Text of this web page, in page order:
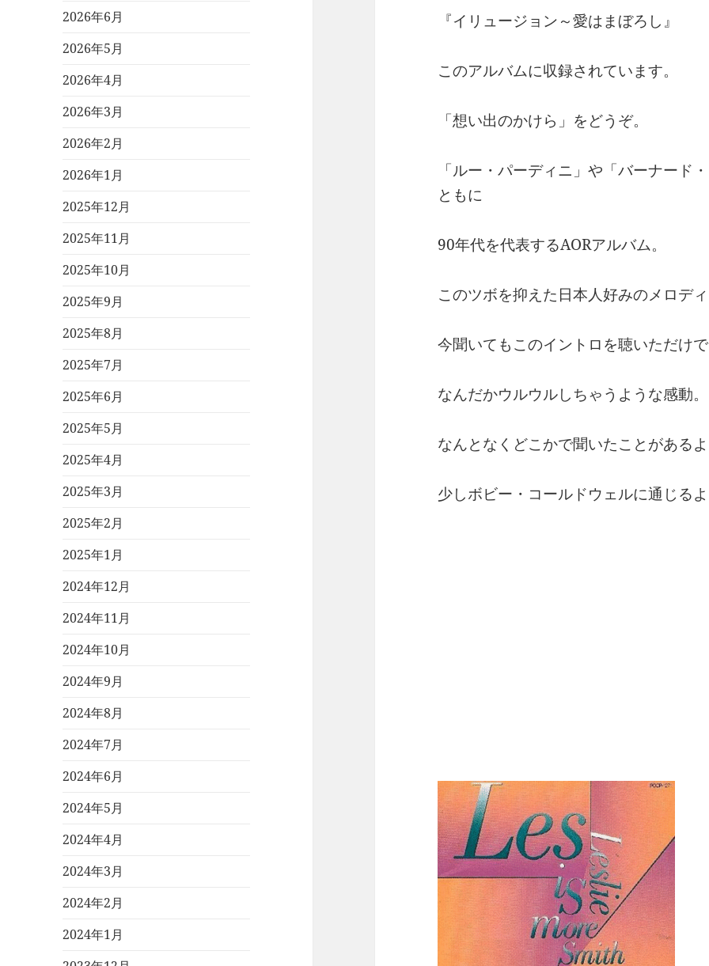
2026年6月
2026年5月
2026年4月
2026年3月
2026年2月
2026年1月
2025年12月
2025年11月
2025年10月
2025年9月
2025年8月
2025年7月
2025年6月
2025年5月
2025年4月
2025年3月
2025年2月
2025年1月
2024年12月
2024年11月
2024年10月
2024年9月
2024年8月
2024年7月
2024年6月
2024年5月
2024年4月
2024年3月
2024年2月
2024年1月
『イリュージョン～愛はまぼろし』
このアルバムに収録されています。
「想い出のかけら」をどうぞ。
「ルー・パーディニ」や「バーナード
ともに
90年代を代表するAORアルバム。
このツボを抑えた日本人好みのメロデ
今聞いてもこのイントロを聴いただけ
なんだかウルウルしちゃうような感動。
なんとなくどこかで聞いたことがある
少しボビー・コールドウェルに通じる